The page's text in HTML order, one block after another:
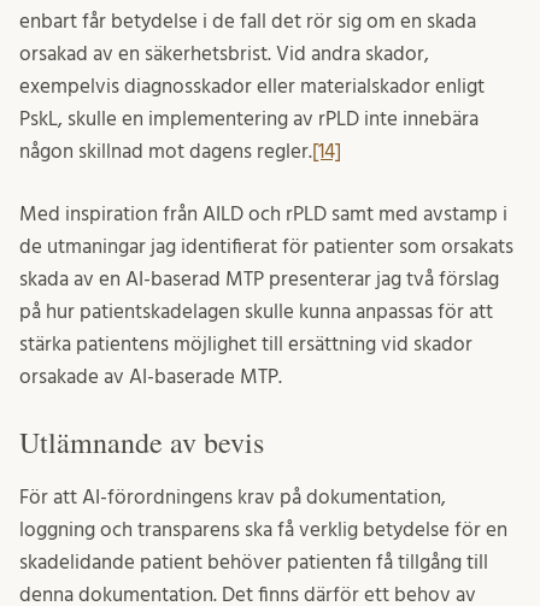
enbart får betydelse i de fall det rör sig om en skada
orsakad av en säkerhetsbrist. Vid andra skador,
exempelvis diagnosskador eller materialskador enligt
PskL, skulle en implementering av rPLD inte innebära
någon skillnad mot dagens regler.[14]
Med inspiration från AILD och rPLD samt med avstamp i
de utmaningar jag identifierat för patienter som orsakats
skada av en AI-baserad MTP presenterar jag två förslag
på hur patientskadelagen skulle kunna anpassas för att
stärka patientens möjlighet till ersättning vid skador
orsakade av AI-baserade MTP.
Utlämnande av bevis
För att AI-förordningens krav på dokumentation,
loggning och transparens ska få verklig betydelse för en
skadelidande patient behöver patienten få tillgång till
denna dokumentation. Det finns därför ett behov av